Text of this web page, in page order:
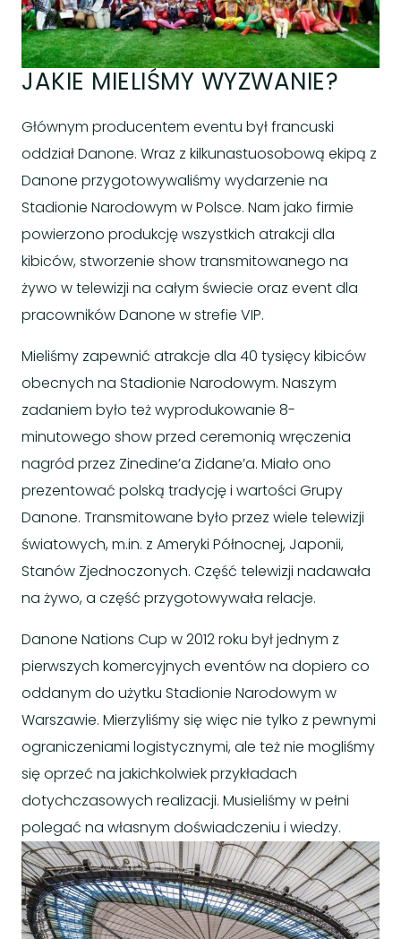
JAKIE MIELIŚMY WYZWANIE?
Głównym producentem eventu był francuski
oddział Danone. Wraz z kilkunastuosobową ekipą z
Danone przygotowywaliśmy wydarzenie na
Stadionie Narodowym w Polsce. Nam jako firmie
powierzono produkcję wszystkich atrakcji dla
kibiców, stworzenie show transmitowanego na
żywo w telewizji na całym świecie oraz event dla
pracowników Danone w strefie VIP.
Mieliśmy zapewnić atrakcje dla 40 tysięcy kibiców
obecnych na Stadionie Narodowym. Naszym
zadaniem było też wyprodukowanie 8-
minutowego show przed ceremonią wręczenia
nagród przez Zinedine’a Zidane’a. Miało ono
prezentować polską tradycję i wartości Grupy
Danone. Transmitowane było przez wiele telewizji
światowych, m.in. z Ameryki Północnej, Japonii,
Stanów Zjednoczonych. Część telewizji nadawała
na żywo, a część przygotowywała relacje.
Danone Nations Cup w 2012 roku był jednym z
pierwszych komercyjnych eventów na dopiero co
oddanym do użytku Stadionie Narodowym w
Warszawie. Mierzyliśmy się więc nie tylko z pewnymi
ograniczeniami logistycznymi, ale też nie mogliśmy
się oprzeć na jakichkolwiek przykładach
dotychczasowych realizacji. Musieliśmy w pełni
polegać na własnym doświadczeniu i wiedzy.